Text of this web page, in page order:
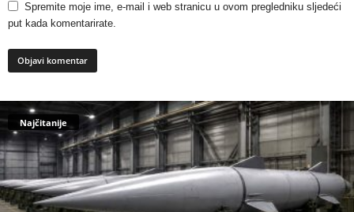
Spremite moje ime, e-mail i web stranicu u ovom pregledniku sljedeći
put kada komentarirate.
Najčitanije